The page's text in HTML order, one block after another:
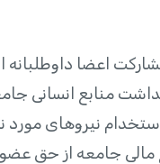
اعضا
منابع انسانی
نیروهای مورد
مالی جامعه از حق